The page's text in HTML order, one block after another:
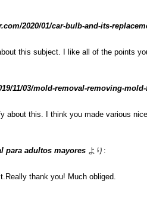
2020/01/car-bulb-and-its-
this subject. I like all of the points
11/03/mold-removal-removing-
about this. I think you made various
para adultos mayores より:
thank you! Much obliged.